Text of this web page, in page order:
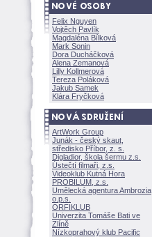
Felix Nguyen
Vojtěch Pavlík
Magdaléna Bílkov
Mark Sonin
Dora Ducháčkov
Alena Zemanov
Lilly Kollmerov
Tereza Polákov
Jakub Samek
Klára Fryčkov
ArtWork Group
Junák - český skaut,
středisko Příbor, z. s.
Digladior, škola šermu z.s.
Ústečtí filmaři, z.s.
Videoklub Kutná Hora
PROBILUM, z.s.
Umělecká agentura Ambrozia
o.p.s.
ORFIKLUB
Univerzita Tomáše Bati ve
Zlíně
Nízkoprahový klub Pacific